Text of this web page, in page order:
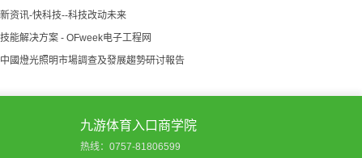
资讯-快科技--科技改动未来
能解决方案 - OFweek电子工程网
國燈光照明市場調查及發展趨勢研讨報告
九游体育入口商学院
热线：0757-81806599